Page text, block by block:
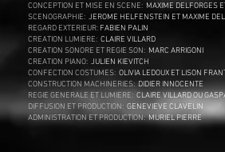
CONCEPTION ET MISE EN SCENE: MAXIME DELFORGES
SCENOGRAPHIE: JEROME HELFENSTEIN ET MAXIME
REGARD EXTERIEUR: FABIEN PALIN
CREATION LUMIERE: CLAIRE VILLARD
CREATION SONORE ET REGIE SON: MARC ARRIGONI
CREATION PIANO: JULIEN KIEVITCH
CONFECTION COSTUMES: OLIVIA LEDOUX ET LISON
CONSTRUCTION MACHINERIES:DIDIER INNOCENTE
REGIE GENERALE ET LUMIERE: CLAIRE VILLARD OU
DIFFUSION ET PRODUCTION: GENEVIEVE CLAVELIN
ADMINISTRATION ET PRODUCTION:MURIEL PIERRE